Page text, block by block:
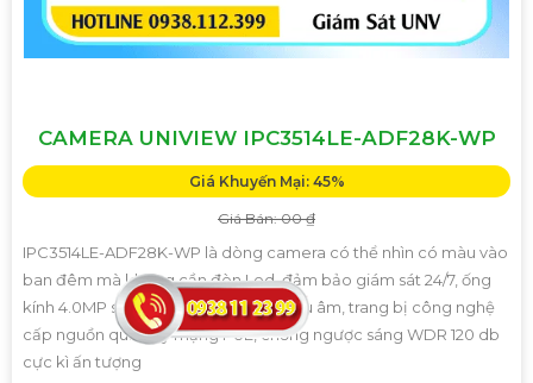
CAMERA UNIVIEW IPC3514LE-ADF28K-WP
Giá Khuyến Mại: 45%
Giá Bán: 00 ₫
IPC3514LE-ADF28K-WP là dòng camera có thể nhìn có màu vào
ban đêm mà không cần đèn Led, đảm bảo giám sát 24/7, ống
kính 4.0MP sắc nét, tích hợp mciro thu âm, trang bị công nghệ
cấp nguồn qua dây mạng PoE, chống ngược sáng WDR 120 db
cực kì ấn tượng